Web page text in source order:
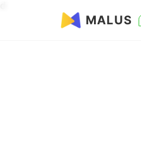
MALUS